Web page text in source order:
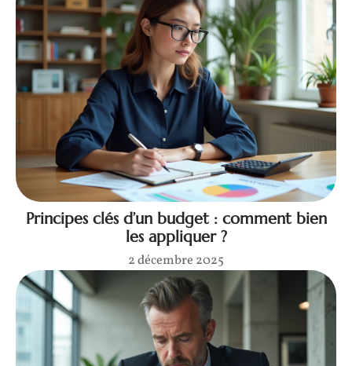
Principes clés d’un budget : comment bien
les appliquer ?
2 décembre 2025